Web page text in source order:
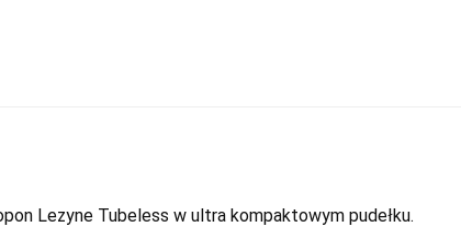
Lezyne Tubeless w ultra kompaktowym pudełku.